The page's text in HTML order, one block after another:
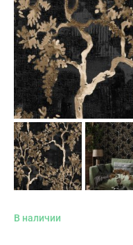
В наличии